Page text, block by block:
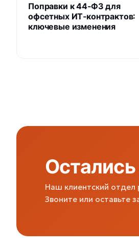
Поправки к 44‑ФЗ для
офсетных ИТ‑контрактов:
ключевые изменения
Остались
Наш клиентский
Звоните или оставьте